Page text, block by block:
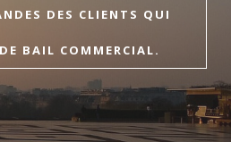
DES CLIENTS QUI
BAIL COMMERCIAL.